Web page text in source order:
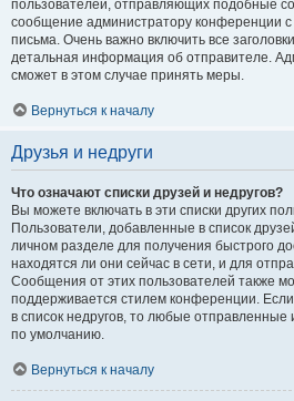
пользователей, отправляющих подобные
сообщение администратору конференции с
письма. Очень важно включить все
детальная информация об отправителе.
сможет в этом случае принять меры.
Вернуться к началу
Друзья и недруги
Что означают списки друзей и недругов?
Вы можете включать в эти списки других
Пользователи, добавленные в список
личном разделе для получения быстрого
находятся ли они сейчас в сети, и для
Сообщения от этих пользователей также
поддерживается стилем конференции.
в список недругов, то любые
по умолчанию.
Вернуться к началу